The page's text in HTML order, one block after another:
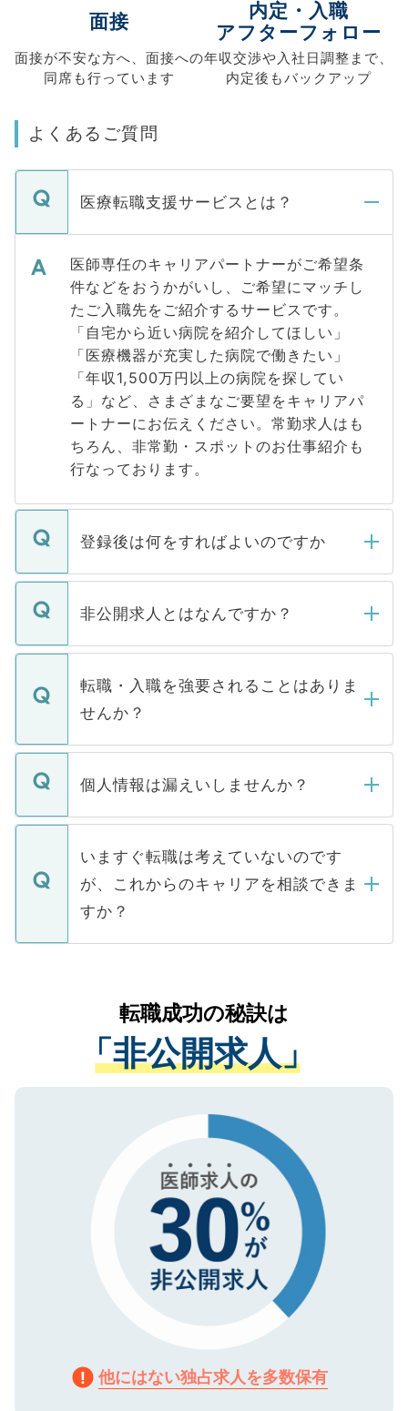
面接
面接が不安な方へ、 面接への
同席も行っています
内定・入職
アフターフォロー
年収交渉や入社日調整まで、
内定後もバックアップ
よくあるご質問
医療転職支援サービスとは？
医師専任のキャリアパートナーがご希望条
件などをおうかがいし、ご希望にマッチし
たご入職先をご紹介するサービスです。
「自宅から近い病院を紹介してほしい」
「医療機器が充実した病院で働きたい」
「年収1,500万円以上の病院を探してい
る」など、さまざまなご要望をキャリアパ
ートナーにお伝えください。常勤求人はも
ちろん、非常勤・スポットのお仕事紹介も
行なっております。
登録後は何をすればよいのですか
ご登録いただきましたら、弊社担当者がご
登録内容を確認し、その後メールもしくは
ます。通常、5営業日以内にはご連絡をせて
いただきますので、しばらくお待ちくださ
い。
非公開求人とはなんですか？
マイナビDOCTORで取り扱っている求人の
うち約3割は、Webサイトからご覧いただ
けない「非公開求人」です。非公開求人は
下記の理由によって、一般には公開してい
ません。
■応募殺到を避けるため 人気のある医療機
関を公にしてしまうと、応募が殺到する場
に、医療機関が求める条件に合った人材の
みを人材紹介会社に依頼するケースが増え
ています。
転職・入職を強要されることはありま
せんか？
転職・入職を強要することは一切ありませ
ん。また、仮に応募先から内定をいただい
定を承諾する必要はありません。内定先へ
の辞退の連絡はキャリアパートナーが行い
ますので、ご安心ください。
個人情報は漏えいしませんか？
個人情報が漏えいすることはありませんの
で、ご安心ください。当サイトからの登録
などで収集したご登録者様の個人情報は、
ご本人のキャリアアップおよび転職活動の
支援を目的に使用いたします。お預かりし
ているすべての個人データはご本人の許可
は、個人情報の取り扱いについての厳密な
管理基準を満たした事業者のみに付与され
る、プライバシーマークを取得済みです。
ご登録いただいた個人情報は、SSL（デー
で、機密保持に関してもご安心ください。
いますぐ転職は考えていないのです
が、これからのキャリアを相談できま
すか？
かがいして、現在の医療機関の状況や紹介
経験をまじえながら、適切なアドバイスを
させていただきます。すぐにご転職をされ
ない方には、長期的なサポートが可能です
ので、まずはご登録ください。
転職成功の秘訣は
「非公開求人」
他にはない独占求人を多数保有